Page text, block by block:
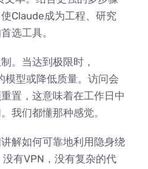
Claude成为工程、研究
选工具。
。当达到极限时，
模型或降低质量。访问会
置，这意味着在工作日中
我们都懂那种感觉。
解如何可靠地利用隐身绕
有VPN，没有复杂的代